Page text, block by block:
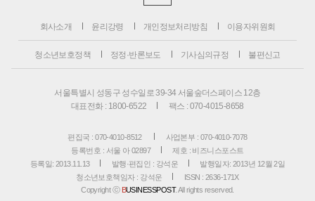
회사소개 윤리강령 개인정보처리방침 이용자위원회
청소년보호정책 정정·반론보도 기사심의규정 불편신고
서울특별시 성동구 성수일로 39-34 서울숲더스페이스 12층
대표전화 : 1800-6522
팩스 : 070-4015-8658
편집국 : 070-4010-8512
사업본부 : 070-4010-7078
등록번호 : 서울 아 02897
제호 : 비즈니스포스트
등록일: 2013.11.13
발행·편집인 : 강석운
발행일자: 2013년 12월 2일
청소년보호책임자 : 강석운
ISSN : 2636-171X
Copyright ⓒ BUSINESSPOST. All rights reserved.